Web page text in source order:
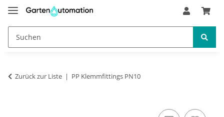
Zurück zur Liste PP Klemmfittings PN10